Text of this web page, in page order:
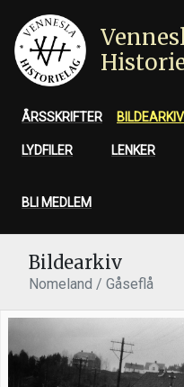
ÅRSSKRIFTER BILDEARKIV
LYDFILER LENKER
BLI MEDLEM
Bildearkiv
Nomeland / Gåseflå